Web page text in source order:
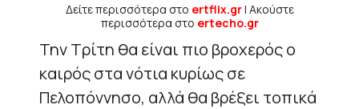
Δείτε περισσότερα στο ertflix.gr| Ακούστε
περισσότερα στο ertecho.gr
Την Τρίτη θα είναι πιο βροχερός ο
καιρός στα νότια κυρίως σε
Πελοπόννησο, αλλά θα βρέξει τοπικά